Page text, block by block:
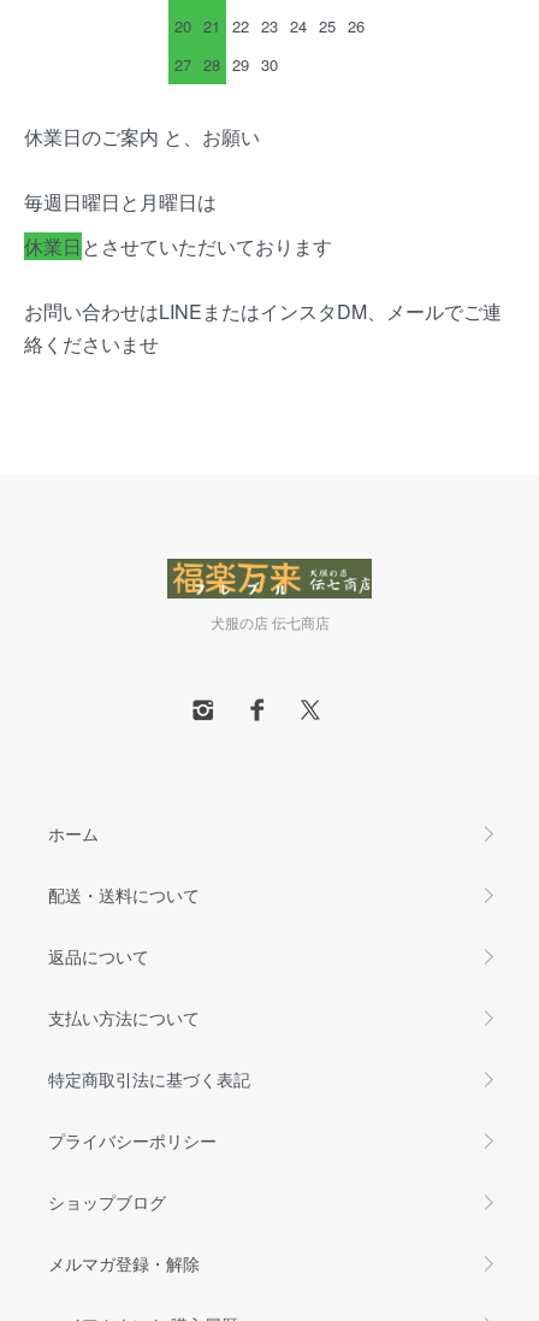
20 21 22 23 24 25 26
27 28 29 30
休業日のご案内 と、お願い
毎週日曜日と月曜日は
休業日 とさせていただいております
お問い合わせはLINEまたはインスタDM、メールでご連
絡くださいませ
犬服の店 伝七商店
ホーム
配送・送料について
返品について
支払い方法について
特定商取引法に基づく表記
プライバシーポリシー
ショップブログ
メルマガ登録・解除